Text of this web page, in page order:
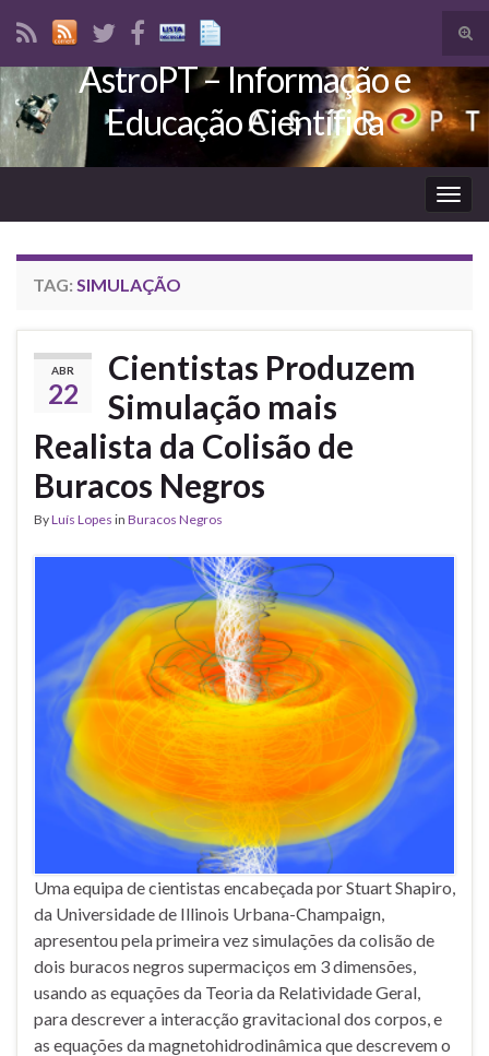
Search for:
AstroPT – Informação e
Educação Científica
TAG: SIMULAÇÃO
ABR
22
Cientistas Produzem
Simulação mais
Realista da Colisão de
Buracos Negros
ByLuís Lopes in Buracos Negros
Uma equipa de cientistas encabeçada por Stuart Shapiro,
da Universidade de Illinois Urbana-Champaign,
apresentou pela primeira vez simulações da colisão de
dois buracos negros supermaciços em 3 dimensões,
usando as equações da Teoria da Relatividade Geral,
para descrever a interacção gravitacional dos corpos, e
as equações da magnetohidrodinâmica que descrevem o